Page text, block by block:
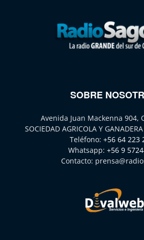
SOBRE
Avenida Juan Mackenna 904,
SOCIEDAD AGRICOLA Y
Teléfono: +56 64 223
Whatsapp: +56 9
Contacto: